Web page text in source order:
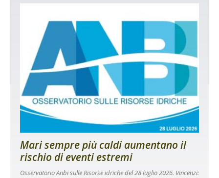
Mari sempre più caldi aumentano il
rischio di eventi estremi
Osservatorio Anbi sulle Risorse idriche del 28 luglio 2026. Vincenzi: